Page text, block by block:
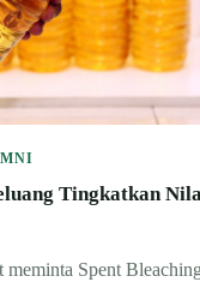
Tingkatkan
Spent Bleaching